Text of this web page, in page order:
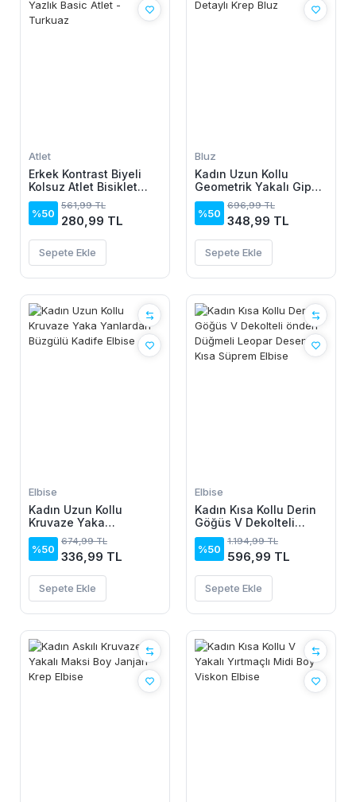
Atlet
Erkek Kontrast Biyeli
Kolsuz Atlet Bisiklet
Yaka Yazlık Basic Atlet
- Turkuaz
%50
561,99 TL
280,99 TL
Sepete Ekle
Bluz
Kadın Uzun Kollu
Geometrik Yakalı Gipe
Detaylı Krep Bluz
%50
696,99 TL
348,99 TL
Sepete Ekle
Elbise
Kadın Uzun Kollu
Kruvaze Yaka
Yanlardan Büzgülü
Kadife Elbise
%50
674,99 TL
336,99 TL
Sepete Ekle
Elbise
Kadın Kısa Kollu Derin
Göğüs V Dekolteli
önden Düğmeli Leopar
Desenli Kısa Süprem
Elbise
%50
1.194,99 TL
596,99 TL
Sepete Ekle